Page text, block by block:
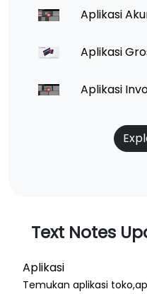
Aplikasi
Aplikasi
Aplikasi
Text Notes
Aplikasi
Temukan aplikasi